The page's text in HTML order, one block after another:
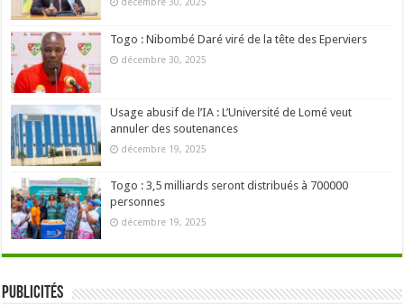
Togo : Nibombé Daré viré de la tête des Eperviers
décembre 30, 2025
Usage abusif de l’IA : L’Université de Lomé veut
annuler des soutenances
décembre 19, 2025
Togo : 3,5 milliards seront distribués à 700000
personnes
décembre 19, 2025
Publicités